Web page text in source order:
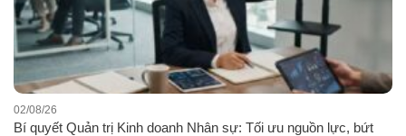
Bí quyết Quản trị Kinh doanh Nhân sự: Tối ưu nguồn lực, bứt
02/08/26